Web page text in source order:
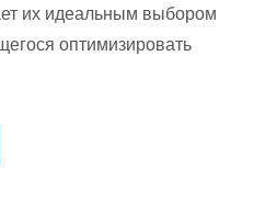
их идеальным выбором
оптимизировать